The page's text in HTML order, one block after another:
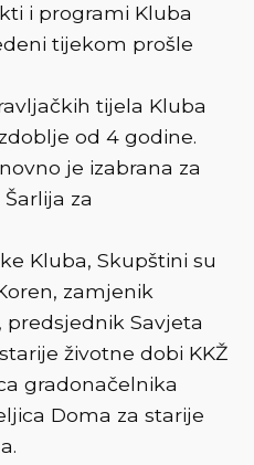
i programi Kluba
tijekom prošle
tijela Kluba
od 4 godine.
je izabrana za
za
Kluba, Skupštini su
zamjenik
predsjednik Savjeta
životne dobi KKŽ
gradonačelnika
Doma za starije